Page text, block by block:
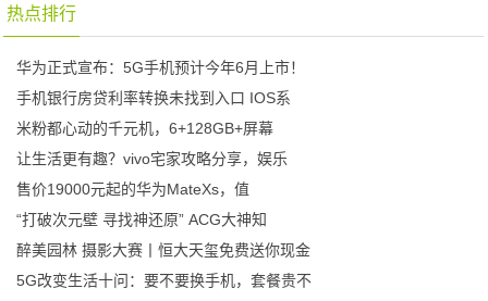
热点排行
华为正式宣布：5G手机预计今年6月上市！
手机银行房贷利率转换未找到入口 IOS系
米粉都心动的千元机，6+128GB+屏幕
让生活更有趣？vivo宅家攻略分享，娱乐
售价19000元起的华为MateXs，值
“打破次元壁 寻找神还原” ACG大神知
醉美园林 摄影大赛丨恒大天玺免费送你现金
5G改变生活十问：要不要换手机，套餐贵不